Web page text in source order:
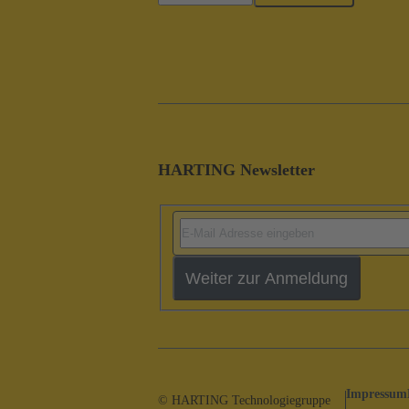
HARTING Newsletter
Weiter zur Anmeldung
© HARTING Technologiegruppe Impressum